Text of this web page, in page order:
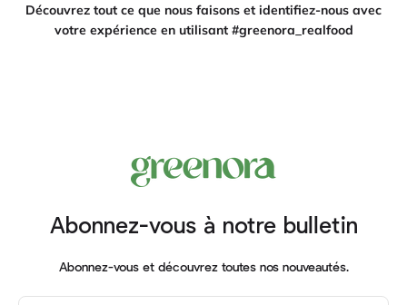
Découvrez tout ce que nous faisons et identifiez-nous avec
votre expérience en utilisant #greenora_realfood
Abonnez-vous à notre bulletin
Abonnez-vous et découvrez toutes nos nouveautés.